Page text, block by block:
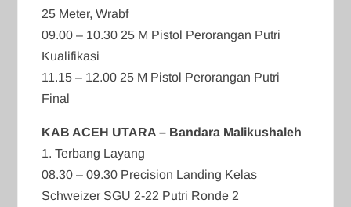
25 Meter, Wrabf
09.00 – 10.30 25 M Pistol Perorangan Putri
Kualifikasi
11.15 – 12.00 25 M Pistol Perorangan Putri
Final
KAB ACEH UTARA – Bandara Malikushaleh
1. Terbang Layang
08.30 – 09.30 Precision Landing Kelas
Schweizer SGU 2-22 Putri Ronde 2